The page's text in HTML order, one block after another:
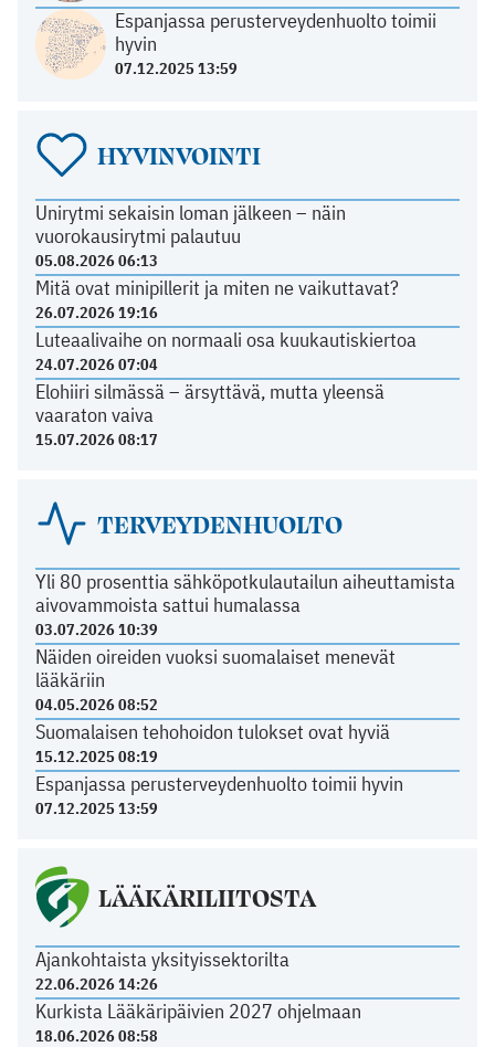
Espanjassa perusterveydenhuolto toimii
hyvin
07.12.2025 13:59
HYVINVOINTI
Unirytmi sekaisin loman jälkeen – näin
vuorokausirytmi palautuu
05.08.2026 06:13
Mitä ovat minipillerit ja miten ne vaikuttavat?
26.07.2026 19:16
Luteaalivaihe on normaali osa kuukautiskiertoa
24.07.2026 07:04
Elohiiri silmässä – ärsyttävä, mutta yleensä
vaaraton vaiva
15.07.2026 08:17
TERVEYDENHUOLTO
Yli 80 prosenttia sähköpotkulautailun aiheuttamista
aivovammoista sattui humalassa
03.07.2026 10:39
Näiden oireiden vuoksi suomalaiset menevät
lääkäriin
04.05.2026 08:52
Suomalaisen tehohoidon tulokset ovat hyviä
15.12.2025 08:19
Espanjassa perusterveydenhuolto toimii hyvin
07.12.2025 13:59
LÄÄKÄRILIITOSTA
Ajankohtaista yksityissektorilta
22.06.2026 14:26
Kurkista Lääkäripäivien 2027 ohjelmaan
18.06.2026 08:58